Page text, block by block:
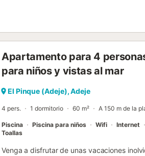
dormitorios con 4 colchones de alta
HUÉSPEDES ◀ ¿Cómo llegar al alquiler?
Puede llegar en taxi o en autobús (las
viaje dura aproximadamente 1 hora y
confirmada su reserva, le daremos la
sin problemas en el apart...
Apartamento para 4
para niños y vistas al mar
El Pinque (Adeje), Adeje
4 pers. 1 dormitorio 60 m² A 150 m de la
Piscina Piscina para niños Wifi Internet
Toallas
Venga a disfrutar de unas vacaciones